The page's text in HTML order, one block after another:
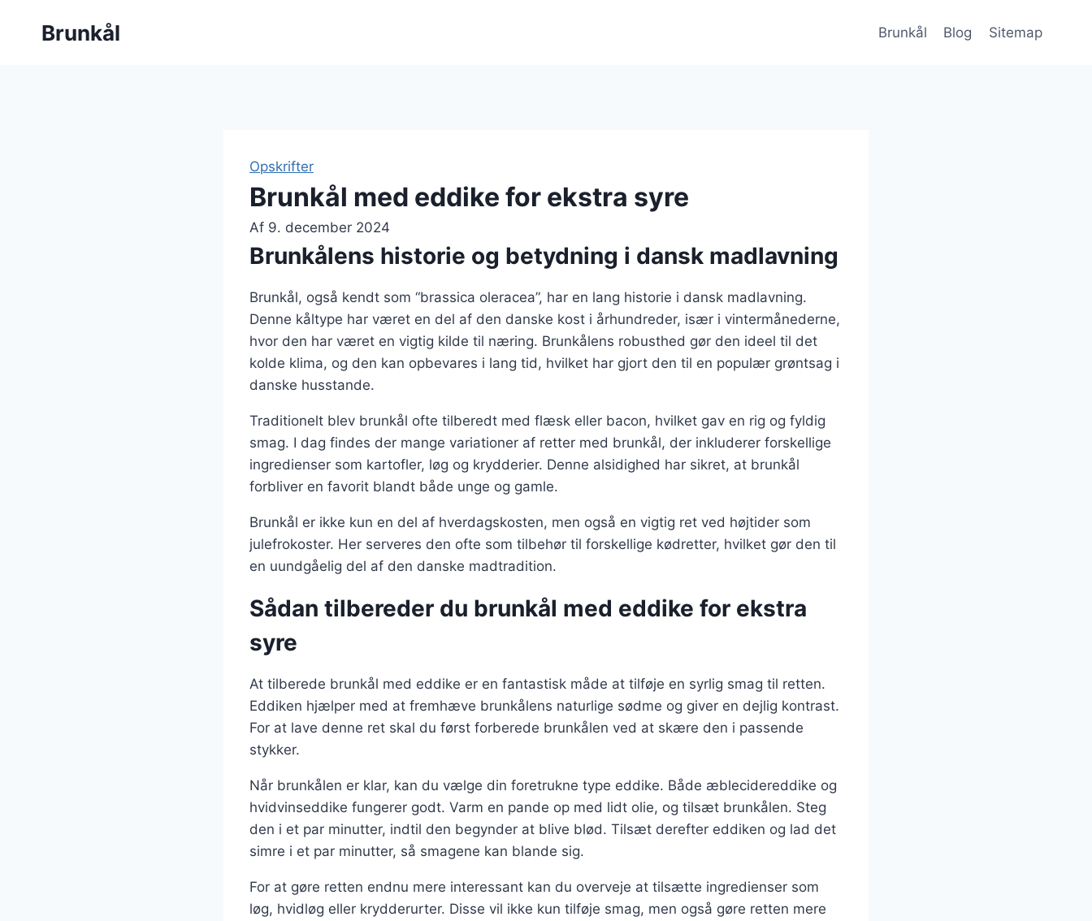
Brunkål Brunkål Blog Sitemap
Opskrifter
Brunkål med eddike for ekstra syre
Af 9. december 2024
Brunkålens historie og betydning i dansk madlavning
Brunkål, også kendt som “brassica oleracea”, har en lang historie i dansk madlavning.
Denne kåltype har været en del af den danske kost i århundreder, især i vintermånederne,
hvor den har været en vigtig kilde til næring. Brunkålens robusthed gør den ideel til det
kolde klima, og den kan opbevares i lang tid, hvilket har gjort den til en populær grøntsag i
danske husstande.
Traditionelt blev brunkål ofte tilberedt med flæsk eller bacon, hvilket gav en rig og fyldig
smag. I dag findes der mange variationer af retter med brunkål, der inkluderer forskellige
ingredienser som kartofler, løg og krydderier. Denne alsidighed har sikret, at brunkål
forbliver en favorit blandt både unge og gamle.
Brunkål er ikke kun en del af hverdagskosten, men også en vigtig ret ved højtider som
julefrokoster. Her serveres den ofte som tilbehør til forskellige kødretter, hvilket gør den til
en uundgåelig del af den danske madtradition.
Sådan tilbereder du brunkål med eddike for ekstra
syre
At tilberede brunkål med eddike er en fantastisk måde at tilføje en syrlig smag til retten.
Eddiken hjælper med at fremhæve brunkålens naturlige sødme og giver en dejlig kontrast.
For at lave denne ret skal du først forberede brunkålen ved at skære den i passende
stykker.
Når brunkålen er klar, kan du vælge din foretrukne type eddike. Både æblecidereddike og
hvidvinseddike fungerer godt. Varm en pande op med lidt olie, og tilsæt brunkålen. Steg
den i et par minutter, indtil den begynder at blive blød. Tilsæt derefter eddiken og lad det
simre i et par minutter, så smagene kan blande sig.
For at gøre retten endnu mere interessant kan du overveje at tilsætte ingredienser som
løg, hvidløg eller krydderurter. Disse vil ikke kun tilføje smag, men også gøre retten mere